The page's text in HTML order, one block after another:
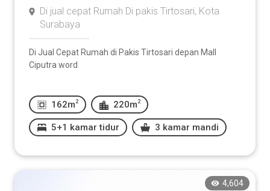
Di jual cepat Rumah Di pakis Tirtosari, Kota
Surabaya
Di Jual Cepat Rumah di Pakis Tirtosari depan Mall
Ciputra word
162m 2 220m 2
5+1 kamar tidur 3 kamar mandi
4,604